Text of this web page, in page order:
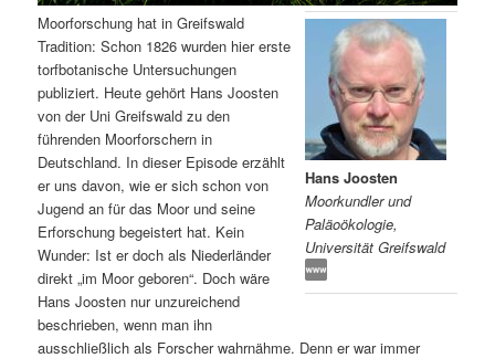
h
a
s
p
r
i
I
n
l
t
s
p
Hans Joosten
Moorkundler und
Paläoökologie,
Universität Greifswald
Moorforschung hat in Greifswald
Tradition: Schon 1826 wurden hier erste
torfbotanische Untersuchungen
publiziert. Heute gehört Hans Joosten
von der Uni Greifswald zu den
führenden Moorforschern in
Deutschland. In dieser Episode erzählt
er uns davon, wie er sich schon von
Jugend an für das Moor und seine
Erforschung begeistert hat. Kein
Wunder: Ist er doch als Niederländer
direkt „im Moor geboren“. Doch wäre
Hans Joosten nur unzureichend
beschrieben, wenn man ihn
ausschließlich als Forscher wahrnähme. Denn er war immer